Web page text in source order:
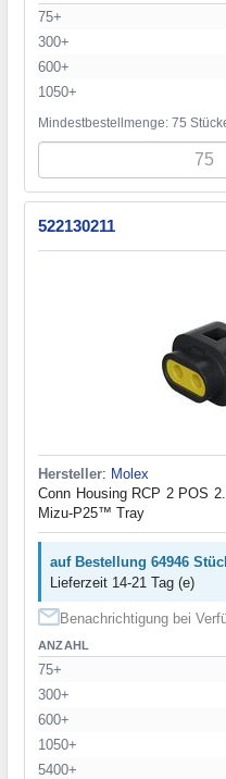
75+
300+
600+
1050+
Mindestbestellmenge: 75
522130211
Hersteller: Molex
Conn Housing RCP 2 POS
Mizu-P25™ Tray
auf Bestellung 64946
Lieferzeit 14-21 Tag (e)
Benachrichtigung bei
ANZAHL
75+
300+
600+
1050+
5400+